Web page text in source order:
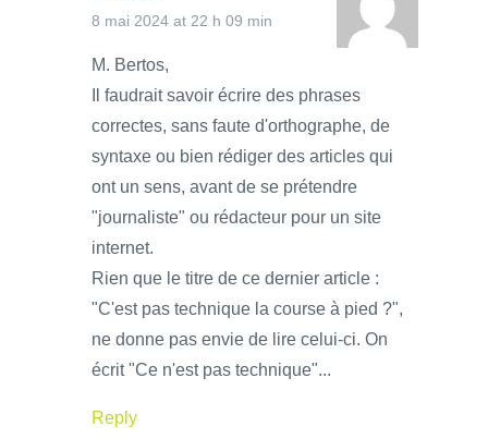
8 mai 2024 at 22 h 09 min
M. Bertos,
Il faudrait savoir écrire des phrases
correctes, sans faute d'orthographe, de
syntaxe ou bien rédiger des articles qui
ont un sens, avant de se prétendre
"journaliste" ou rédacteur pour un site
internet.
Rien que le titre de ce dernier article :
"C'est pas technique la course à pied ?",
ne donne pas envie de lire celui-ci. On
écrit "Ce n'est pas technique"...
Reply